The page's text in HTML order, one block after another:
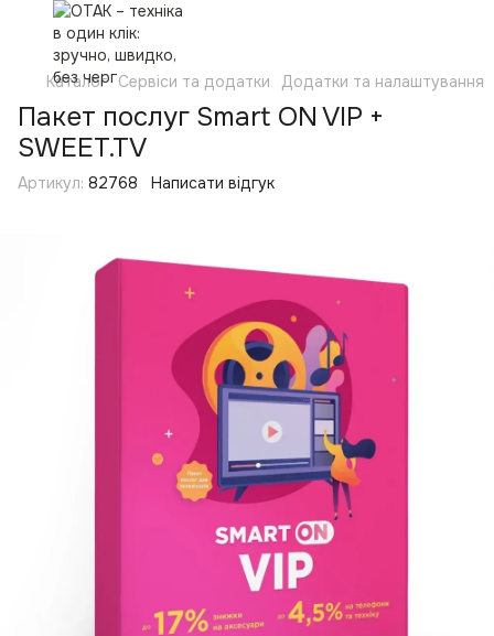
Каталог Сервіси та додатки Додатки та налаштування
Пакет послуг Smart ON VIP +
SWEET.TV
Артикул: 82768 Написати відгук